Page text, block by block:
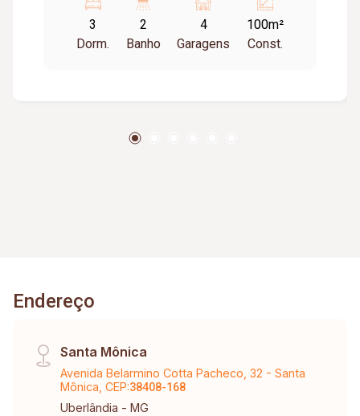
02 carros. Agende uma visita e venha conhecer
este imóvel de perto. Estamos à disposição
para atendê-lo!
3
Dorm.
2
Banho
4
Garagens
100m²
Const.
Endereço
Santa Mônica
Avenida Belarmino Cotta Pacheco, 32 - Santa
Mônica, CEP:38408-168
Uberlândia - MG